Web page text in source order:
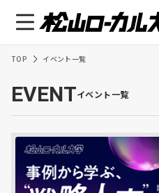
TOP イベント一覧
EVENTイベント一覧